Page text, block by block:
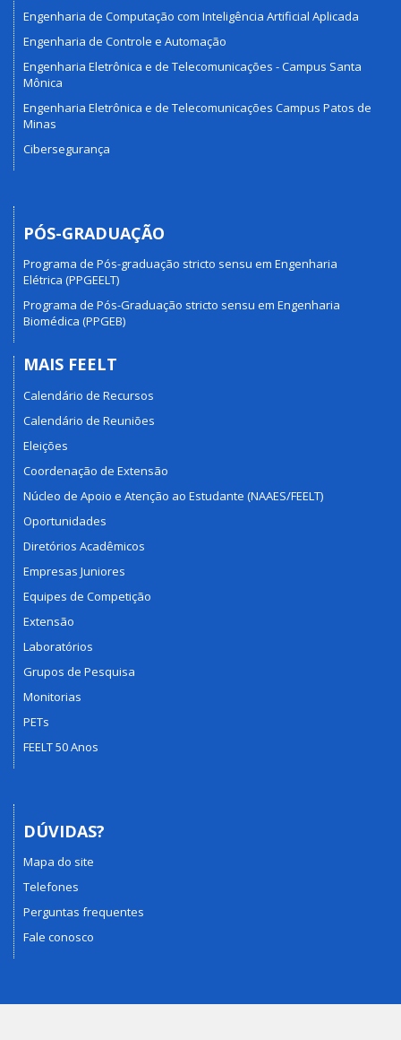
Engenharia de Computação com Inteligência Artificial Aplicada
Engenharia de Controle e Automação
Engenharia Eletrônica e de Telecomunicações - Campus Santa
Mônica
Engenharia Eletrônica e de Telecomunicações Campus Patos de
Minas
Cibersegurança
PÓS-GRADUAÇÃO
Programa de Pós-graduação stricto sensu em Engenharia
Elétrica (PPGEELT)
Programa de Pós-Graduação stricto sensu em Engenharia
Biomédica (PPGEB)
MAIS FEELT
Calendário de Recursos
Calendário de Reuniões
Eleições
Coordenação de Extensão
Núcleo de Apoio e Atenção ao Estudante (NAAES/FEELT)
Oportunidades
Diretórios Acadêmicos
Empresas Juniores
Equipes de Competição
Extensão
Laboratórios
Grupos de Pesquisa
Monitorias
PETs
FEELT 50 Anos
DÚVIDAS?
Mapa do site
Telefones
Perguntas frequentes
Fale conosco